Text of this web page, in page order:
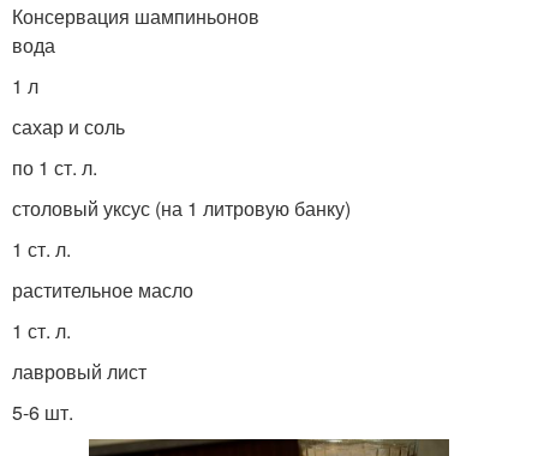
Консервация шампиньонов
вода
1 л
сахар и соль
по 1 ст. л.
столовый уксус (на 1 литровую банку)
1 ст. л.
растительное масло
1 ст. л.
лавровый лист
5-6 шт.